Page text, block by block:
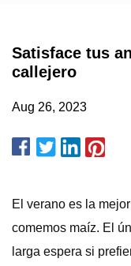
Satisface tus
callejero
Aug 26, 2023
El verano es la
comemos maíz. El
larga espera si